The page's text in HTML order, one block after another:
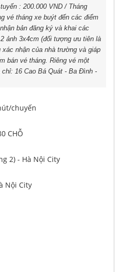
VND / Tháng
vé tháng xe buýt đến các điểm
bản đăng ký và khai các
ảnh 3x4cm (đối tượng ưu tiên là
nhận của nhà trường và giáp
bán vé tháng. Riêng vé một
16 Cao Bá Quát - Ba Đình -
chuyến
CHỖ
2) - Hà Nội City
Nội City